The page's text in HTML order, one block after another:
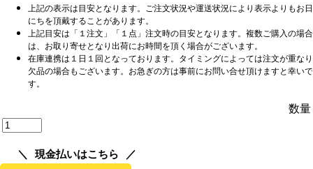
上記の表示は目安となります。ご注文状況や運送状況により表示よりもお日
にちを頂戴することがあります。
上記目安は「１注文」「１点」注文時の目安となります。複数ご購入の場合
は、お取り寄せとなり出荷にお時間を頂く場合がございます。
在庫連携は１日１回となっております。タイミングによっては注文が重なり
欠品の場合もございます。お急ぎの方は事前にお問い合せ頂けますと幸いで
す。
数量
現金払いはこちら